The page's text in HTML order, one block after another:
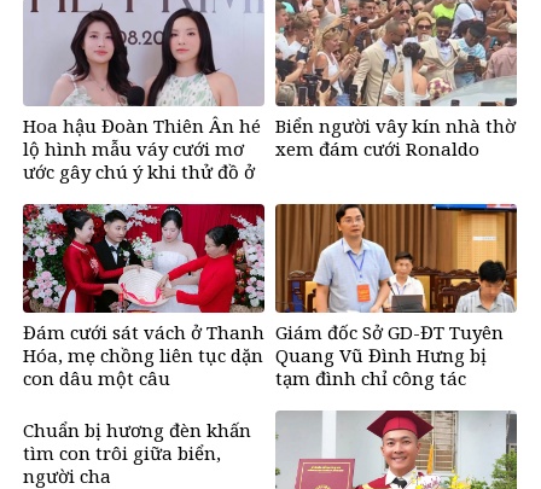
Hoa hậu Đoàn Thiên Ân hé
lộ hình mẫu váy cưới mơ
ước gây chú ý khi thử đồ ở
Biển người vây kín nhà thờ
xem đám cưới Ronaldo
Đám cưới sát vách ở Thanh
Hóa, mẹ chồng liên tục dặn
con dâu một câu
Giám đốc Sở GD-ĐT Tuyên
Quang Vũ Đình Hưng bị
tạm đình chỉ công tác
Chuẩn bị hương đèn khấn
tìm con trôi giữa biển,
người cha